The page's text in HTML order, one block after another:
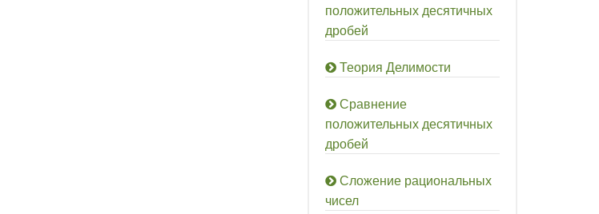
положительных десятичных
дробей
Теория Делимости
Сравнение
положительных десятичных
дробей
Сложение рациональных
чисел